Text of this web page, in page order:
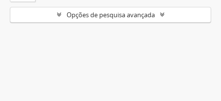
Opções de pesquisa avançada